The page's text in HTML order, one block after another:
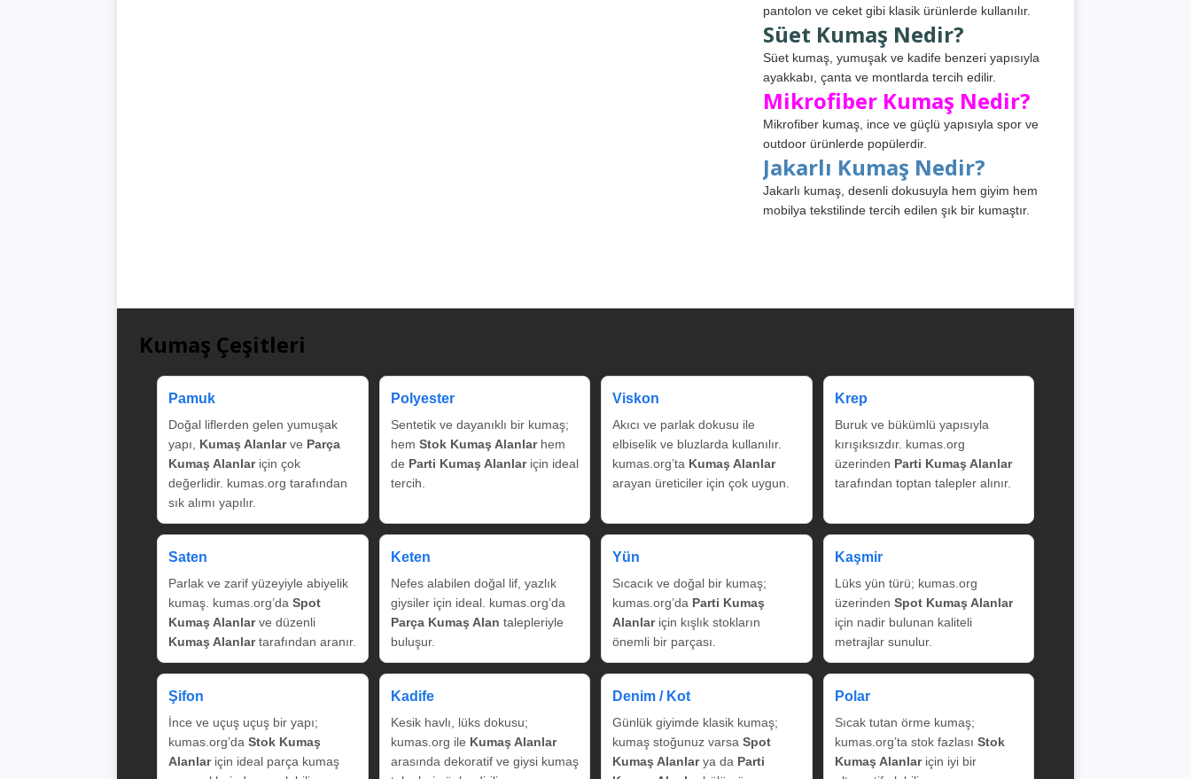
pantolon ve ceket gibi klasik ürünlerde kullanılır.
Süet Kumaş Nedir?
Süet kumaş, yumuşak ve kadife benzeri yapısıyla
ayakkabı, çanta ve montlarda tercih edilir.
Mikrofiber Kumaş Nedir?
Mikrofiber kumaş, ince ve güçlü yapısıyla spor ve
outdoor ürünlerde popülerdir.
Jakarlı Kumaş Nedir?
Jakarlı kumaş, desenli dokusuyla hem giyim hem
mobilya tekstilinde tercih edilen şık bir kumaştır.
Kumaş Çeşitleri
Pamuk
Doğal liflerden gelen yumuşak
yapı, Kumaş Alanlarve Parça
Kumaş Alanlariçin çok
değerlidir. kumas.org tarafından
sık alımı yapılır.
Polyester
Sentetik ve dayanıklı bir kumaş;
hem Stok Kumaş Alanlarhem
de Parti Kumaş Alanlariçin ideal
tercih.
Viskon
Akıcı ve parlak dokusu ile
elbiselik ve bluzlarda kullanılır.
kumas.org’ta Kumaş Alanlar
arayan üreticiler için çok uygun.
Krep
Buruk ve bükümlü yapısıyla
kırışıksızdır. kumas.org
üzerinden Parti Kumaş Alanlar
tarafından toptan talepler alınır.
Saten
Parlak ve zarif yüzeyiyle abiyelik
kumaş. kumas.org’da Spot
Kumaş Alanlarve düzenli
Kumaş Alanlartarafından aranır.
Keten
Nefes alabilen doğal lif, yazlık
giysiler için ideal. kumas.org’da
Parça Kumaş Alan talepleriyle
buluşur.
Yün
Sıcacık ve doğal bir kumaş;
kumas.org’da Parti Kumaş
Alanlariçin kışlık stokların
önemli bir parçası.
Kaşmir
Lüks yün türü; kumas.org
üzerinden Spot Kumaş Alanlar
için nadir bulunan kaliteli
metrajlar sunulur.
Şifon
İnce ve uçuş uçuş bir yapı;
kumas.org’da Stok Kumaş
Alanlariçin ideal parça kumaş
Kadife
Kesik havlı, lüks dokusu;
kumas.org ile Kumaş Alanlar
arasında dekoratif ve giysi kumaş
Denim / Kot
Günlük giyimde klasik kumaş;
kumaş stoğunuz varsa Spot
Kumaş Alanlarya da Parti
Polar
Sıcak tutan örme kumaş;
kumas.org’ta stok fazlası Stok
Kumaş Alanlariçin iyi bir